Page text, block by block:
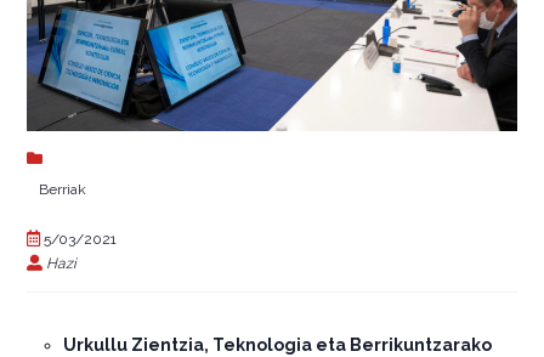
Berriak
5/03/2021
Hazi
Urkullu Zientzia, Teknologia eta Berrikuntzarako